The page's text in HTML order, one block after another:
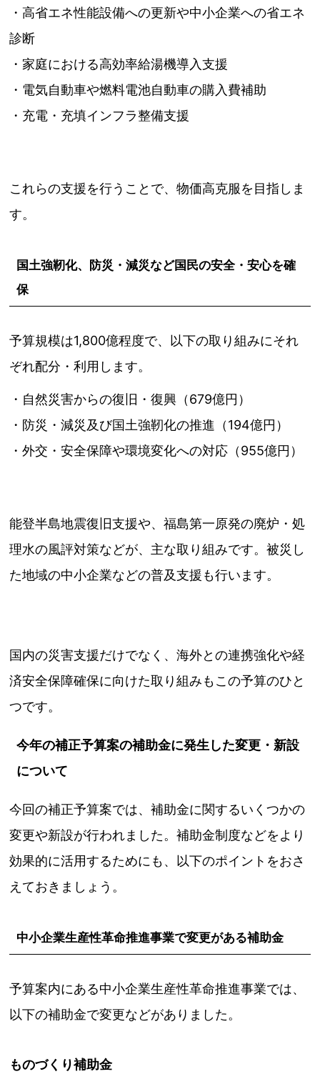
・高省エネ性能設備への更新や中小企業への省エネ
診断
・家庭における高効率給湯機導入支援
・電気自動車や燃料電池自動車の購入費補助
・充電・充填インフラ整備支援
これらの支援を行うことで、物価高克服を目指しま
す。
国土強靭化、防災・減災など国民の安全・安心を確
保
予算規模は1,800億程度で、以下の取り組みにそれ
ぞれ配分・利用します。
・自然災害からの復旧・復興（679億円）
・防災・減災及び国土強靭化の推進（194億円）
・外交・安全保障や環境変化への対応（955億円）
能登半島地震復旧支援や、福島第一原発の廃炉・処
理水の風評対策などが、主な取り組みです。被災し
た地域の中小企業などの普及支援も行います。
国内の災害支援だけでなく、海外との連携強化や経
済安全保障確保に向けた取り組みもこの予算のひと
つです。
今年の補正予算案の補助金に発生した変更・新設
について
今回の補正予算案では、補助金に関するいくつかの
変更や新設が行われました。補助金制度などをより
効果的に活用するためにも、以下のポイントをおさ
えておきましょう。
中小企業生産性革命推進事業で変更がある補助金
予算案内にある中小企業生産性革命推進事業では、
以下の補助金で変更などがありました。
ものづくり補助金